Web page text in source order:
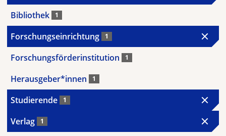
Bibliothek 1
Forschungseinrichtung 1
Forschungsförderinstitution 1
Herausgeber*innen 1
Studierende 1
Verlag 1